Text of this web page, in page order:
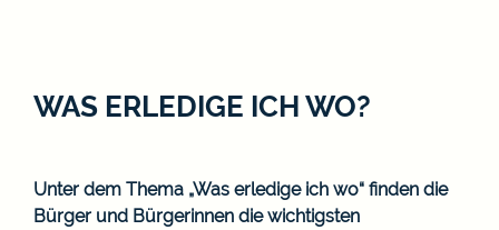
WAS ERLEDIGE ICH WO?
Unter dem Thema „Was erledige ich wo“ finden die
Bürger und Bürgerinnen die wichtigsten